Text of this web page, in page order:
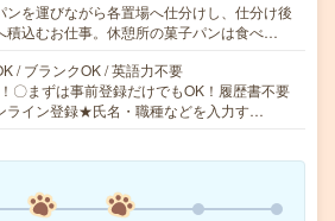
ンを運びながら各置場へ仕分けし、仕分け後
積込むお仕事。休憩所の菓子パンは食べ…
/ ブランクOK / 英語力不要
〇まずは事前登録だけでもOK！履歴書不要
ライン登録★氏名・職種などを入力す…